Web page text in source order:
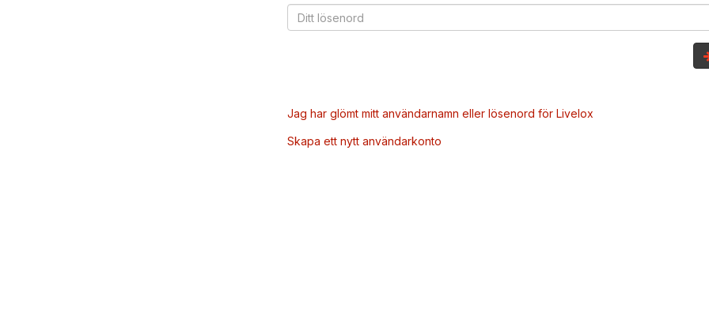
Jag har glömt mitt användarnamn eller lösenord för Livelox
Skapa ett nytt användarkonto